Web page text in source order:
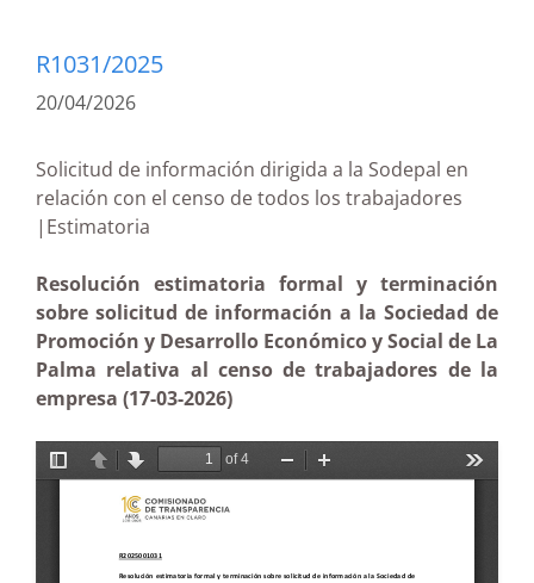
R1031/2025
20/04/2026
Solicitud de información dirigida a la Sodepal en
relación con el censo de todos los trabajadores
|Estimatoria
Resolución estimatoria formal y terminación
sobre solicitud de información a la Sociedad de
Promoción y Desarrollo Económico y Social de La
Palma relativa al censo de trabajadores de la
empresa (17-03-2026)